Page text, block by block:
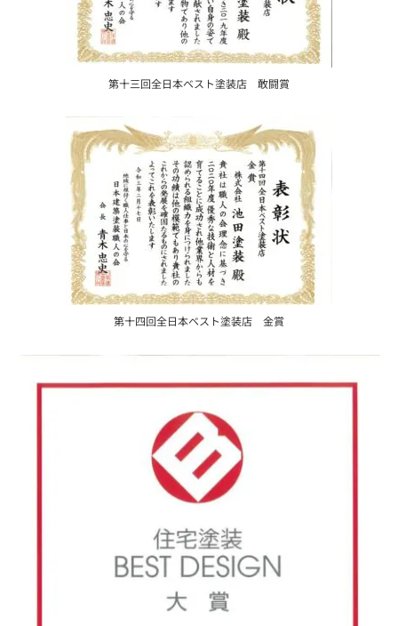
第十三回全日本ベスト塗装店 敢闘賞
第十四回全日本ベスト塗装店 金賞